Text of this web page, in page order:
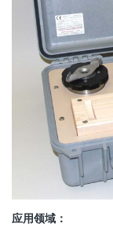
应用领域：